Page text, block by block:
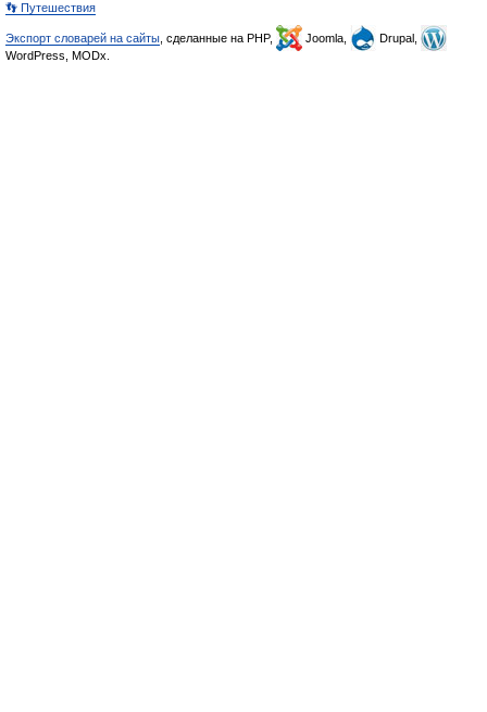
👣 Путешествия
Экспорт словарей на сайты , сделанные на PHP, Joomla,
Drupal,
WordPress, MODx.